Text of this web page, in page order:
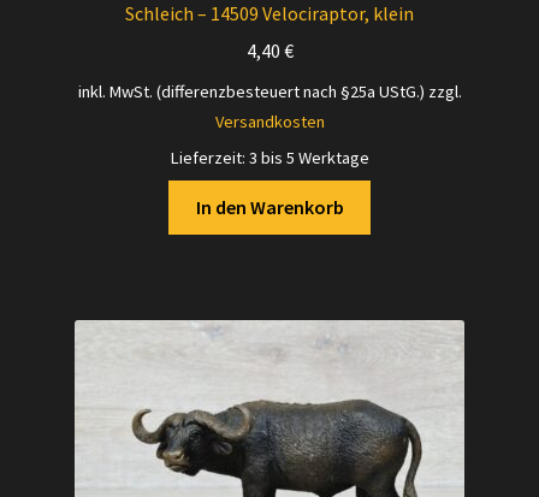
Schleich – 14509 Velociraptor, klein
4,40 €
inkl. MwSt. (differenzbesteuert nach §25a UStG.) zzgl.
Versandkosten
Lieferzeit: 3 bis 5 Werktage
In den Warenkorb